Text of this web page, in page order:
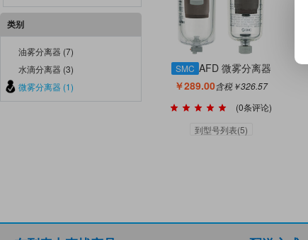
类别
油雾分离器 (7)
水滴分离器 (3)
微雾分离器 (1)
SMC AFD 微雾分离器
￥289.00含税￥326.57
(0条评论)
到型号列表(5)